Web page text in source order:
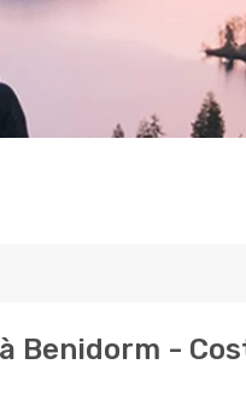
Benidorm -